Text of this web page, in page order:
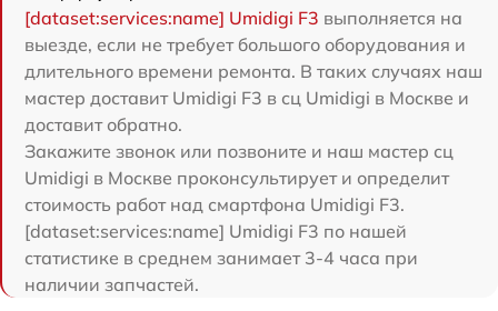
[dataset:services:name] Umidigi F3 выполняется на
выезде, если не требует большого оборудования и
длительного времени ремонта. В таких случаях наш
мастер доставит Umidigi F3 в сц Umidigi в Москве и
доставит обратно.
Закажите звонок или позвоните и наш мастер сц
Umidigi в Москве проконсультирует и определит
стоимость работ над смартфона Umidigi F3.
[dataset:services:name] Umidigi F3 по нашей
статистике в среднем занимает 3-4 часа при
наличии запчастей.